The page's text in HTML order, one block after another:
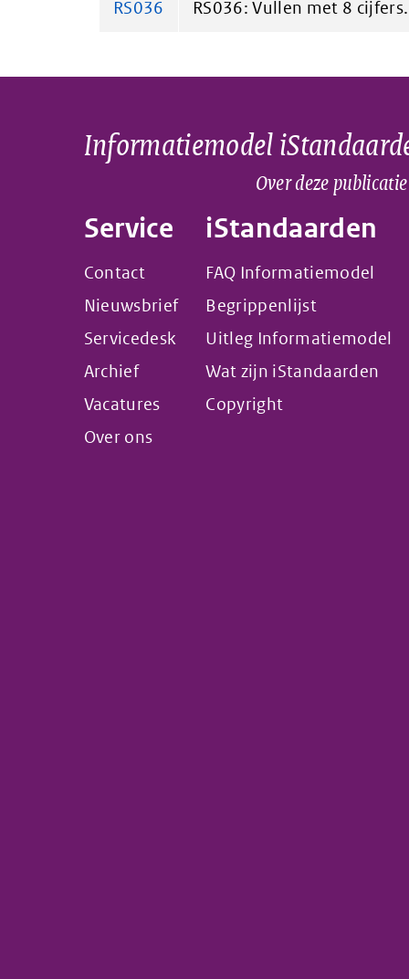
RS036 RS036: Vullen met 8 cijfers.
Informatiemodel
Over deze publicatie
Service
Contact
Nieuwsbrief
Servicedesk
Archief
Vacatures
Over ons
iStandaarden
FAQ Informatiemodel
Begrippenlijst
Uitleg Informatiemodel
Wat zijn iStandaarden
Copyright